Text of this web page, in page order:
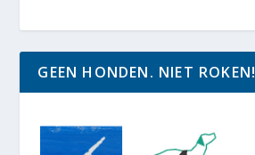
GEEN HONDEN. NIET ROKEN!